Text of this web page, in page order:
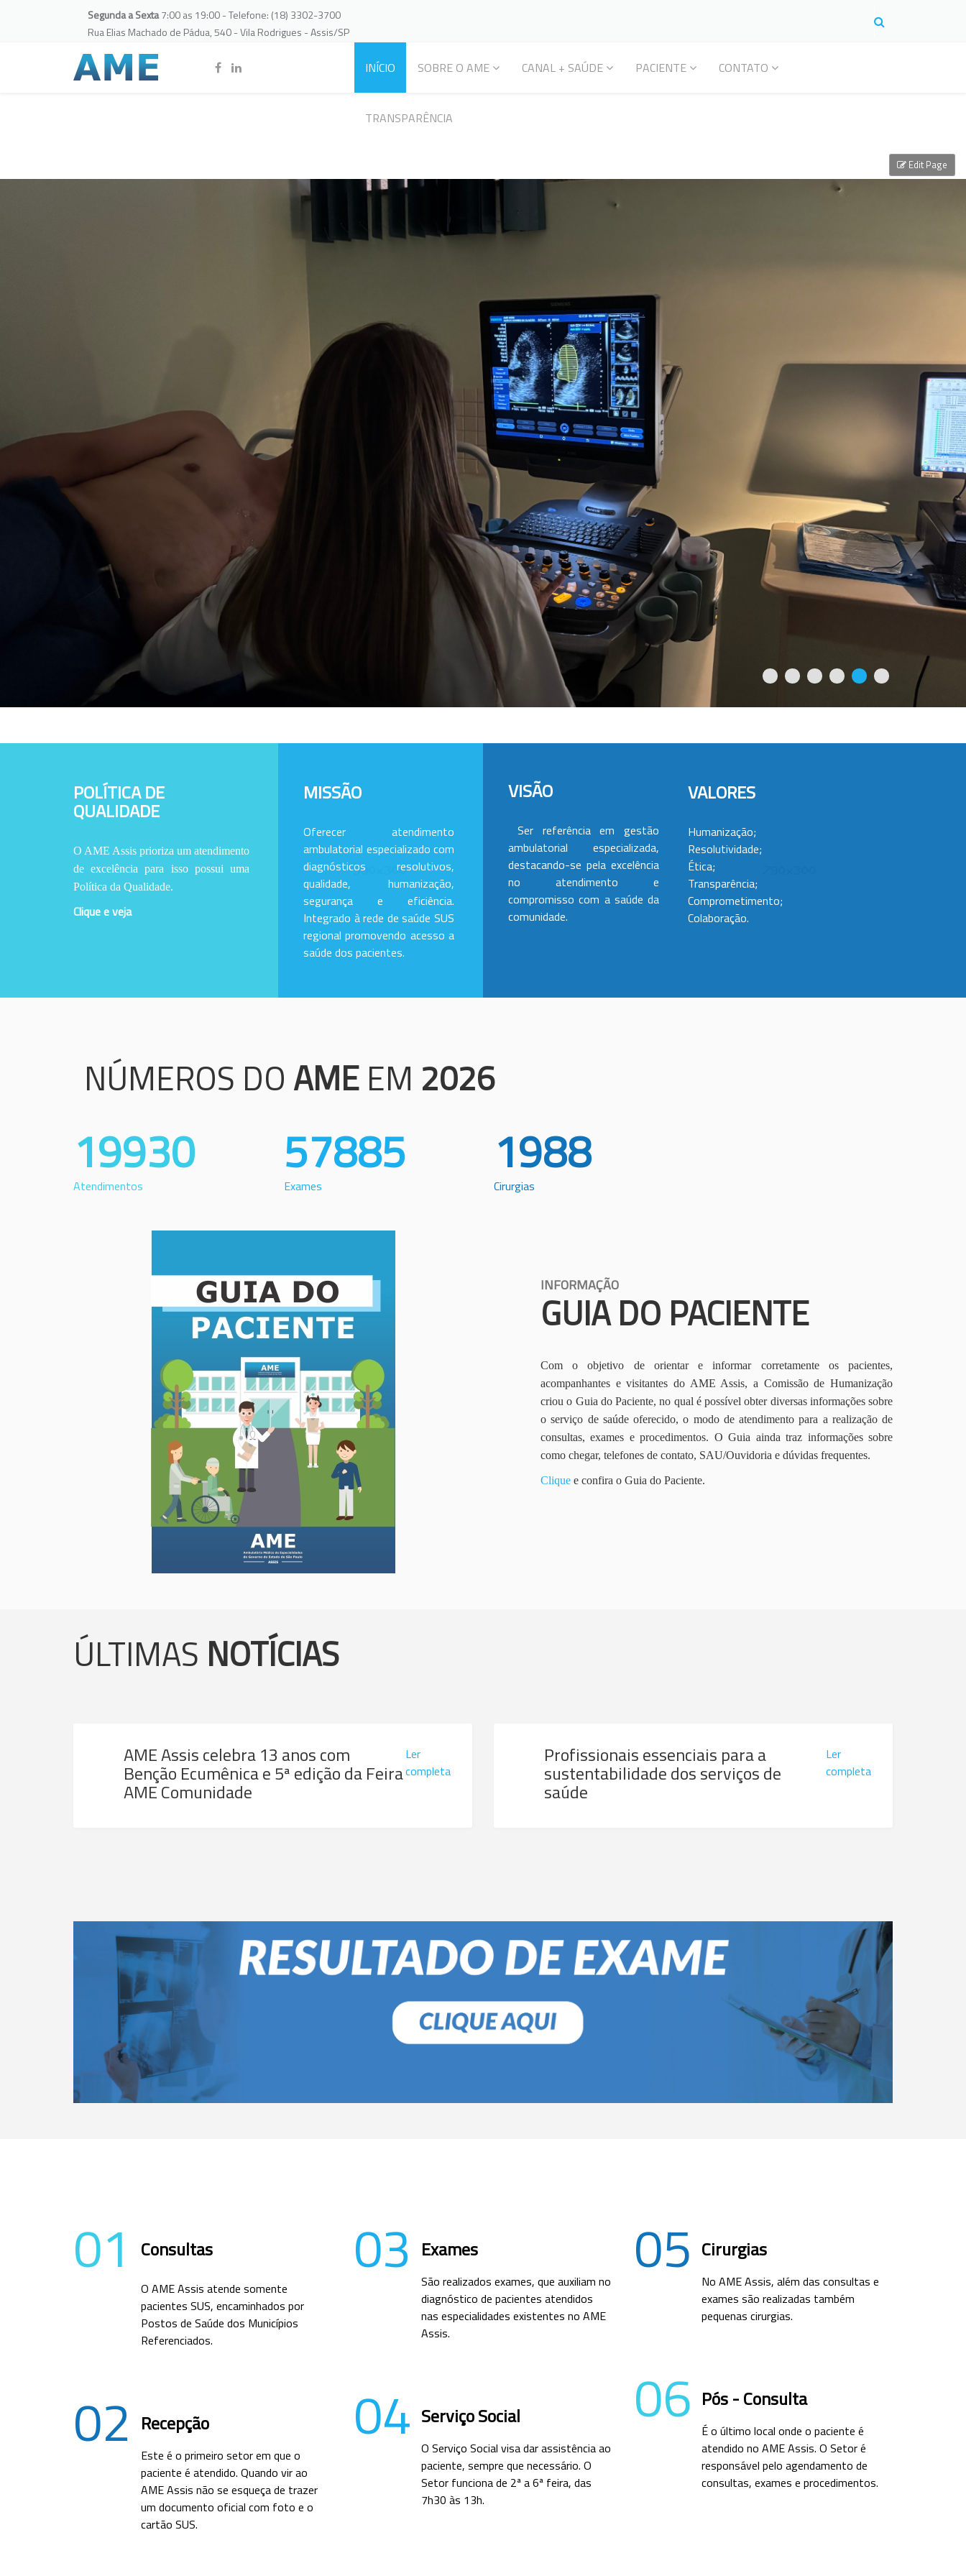
Segunda a Sexta7:00 as 19:00 - Telefone: (18) 3302-3700
Rua Elias Machado de Pádua, 540 - Vila Rodrigues - Assis/SP
INÍCIO SOBRE O AME CANAL + SAÚDE PACIENTE CONTATO
TRANSPARÊNCIA
POLÍTICA DE
QUALIDADE
O AME Assis prioriza um atendimento
de excelência para isso possui uma
Política da Qualidade.
Clique e veja
MISSÃO
Oferecer atendimento
ambulatorial especializado com
diagnósticos resolutivos,
qualidade, humanização,
segurança e eficiência.
Integrado à rede de saúde SUS
regional promovendo acesso a
saúde dos pacientes.
VISÃO
Ser referência em gestão
ambulatorial especializada,
destacando-se pela excelência
no atendimento e
compromisso com a saúde da
comunidade.
VALORES
Humanização;
Resolutividade;
Ética;
Transparência;
Comprometimento;
Colaboração.
NÚMEROS DO AME EM 2026
19930
Atendimentos
57885
Exames
1988
Cirurgias
INFORMAÇÃO
GUIA DO PACIENTE
Com o objetivo de orientar e informar corretamente os pacientes,
acompanhantes e visitantes do AME Assis, a Comissão de Humanização
criou o Guia do Paciente, no qual é possível obter diversas informações sobre
o serviço de saúde oferecido, o modo de atendimento para a realização de
consultas, exames e procedimentos. O Guia ainda traz informações sobre
como chegar, telefones de contato, SAU/Ouvidoria e dúvidas frequentes.
Clique e confira o Guia do Paciente.
ÚLTIMAS NOTÍCIAS
AME Assis celebra 13 anos com
Benção Ecumênica e 5ª edição da Feira
AME Comunidade
Ler
completa
Profissionais essenciais para a
sustentabilidade dos serviços de
saúde
Ler
completa
01 Consultas
O AME Assis atende somente
pacientes SUS, encaminhados por
Postos de Saúde dos Municípios
Referenciados.
02 Recepção
Este é o primeiro setor em que o
paciente é atendido. Quando vir ao
AME Assis não se esqueça de trazer
um documento oficial com foto e o
cartão SUS.
03 Exames
São realizados exames, que auxiliam no
diagnóstico de pacientes atendidos
nas especialidades existentes no AME
Assis.
04 Serviço Social
O Serviço Social visa dar assistência ao
paciente, sempre que necessário. O
Setor funciona de 2ª a 6ª feira, das
7h30 às 13h.
05 Cirurgias
No AME Assis, além das consultas e
exames são realizadas também
pequenas cirurgias.
06 Pós - Consulta
É o último local onde o paciente é
atendido no AME Assis. O Setor é
responsável pelo agendamento de
consultas, exames e procedimentos.
Edit Page